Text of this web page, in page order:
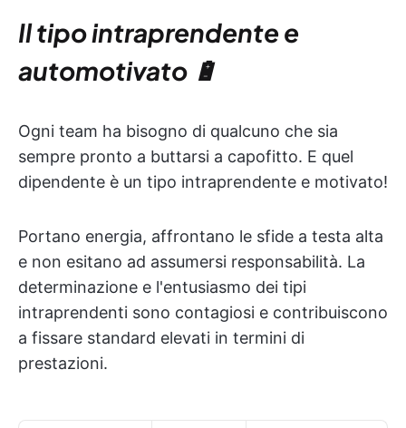
Il tipo intraprendente e
automotivato 🔋
Ogni team ha bisogno di qualcuno che sia
sempre pronto a buttarsi a capofitto. E quel
dipendente è un tipo intraprendente e motivato!
Portano energia, affrontano le sfide a testa alta
e non esitano ad assumersi responsabilità. La
determinazione e l'entusiasmo dei tipi
intraprendenti sono contagiosi e contribuiscono
a fissare standard elevati in termini di
prestazioni.